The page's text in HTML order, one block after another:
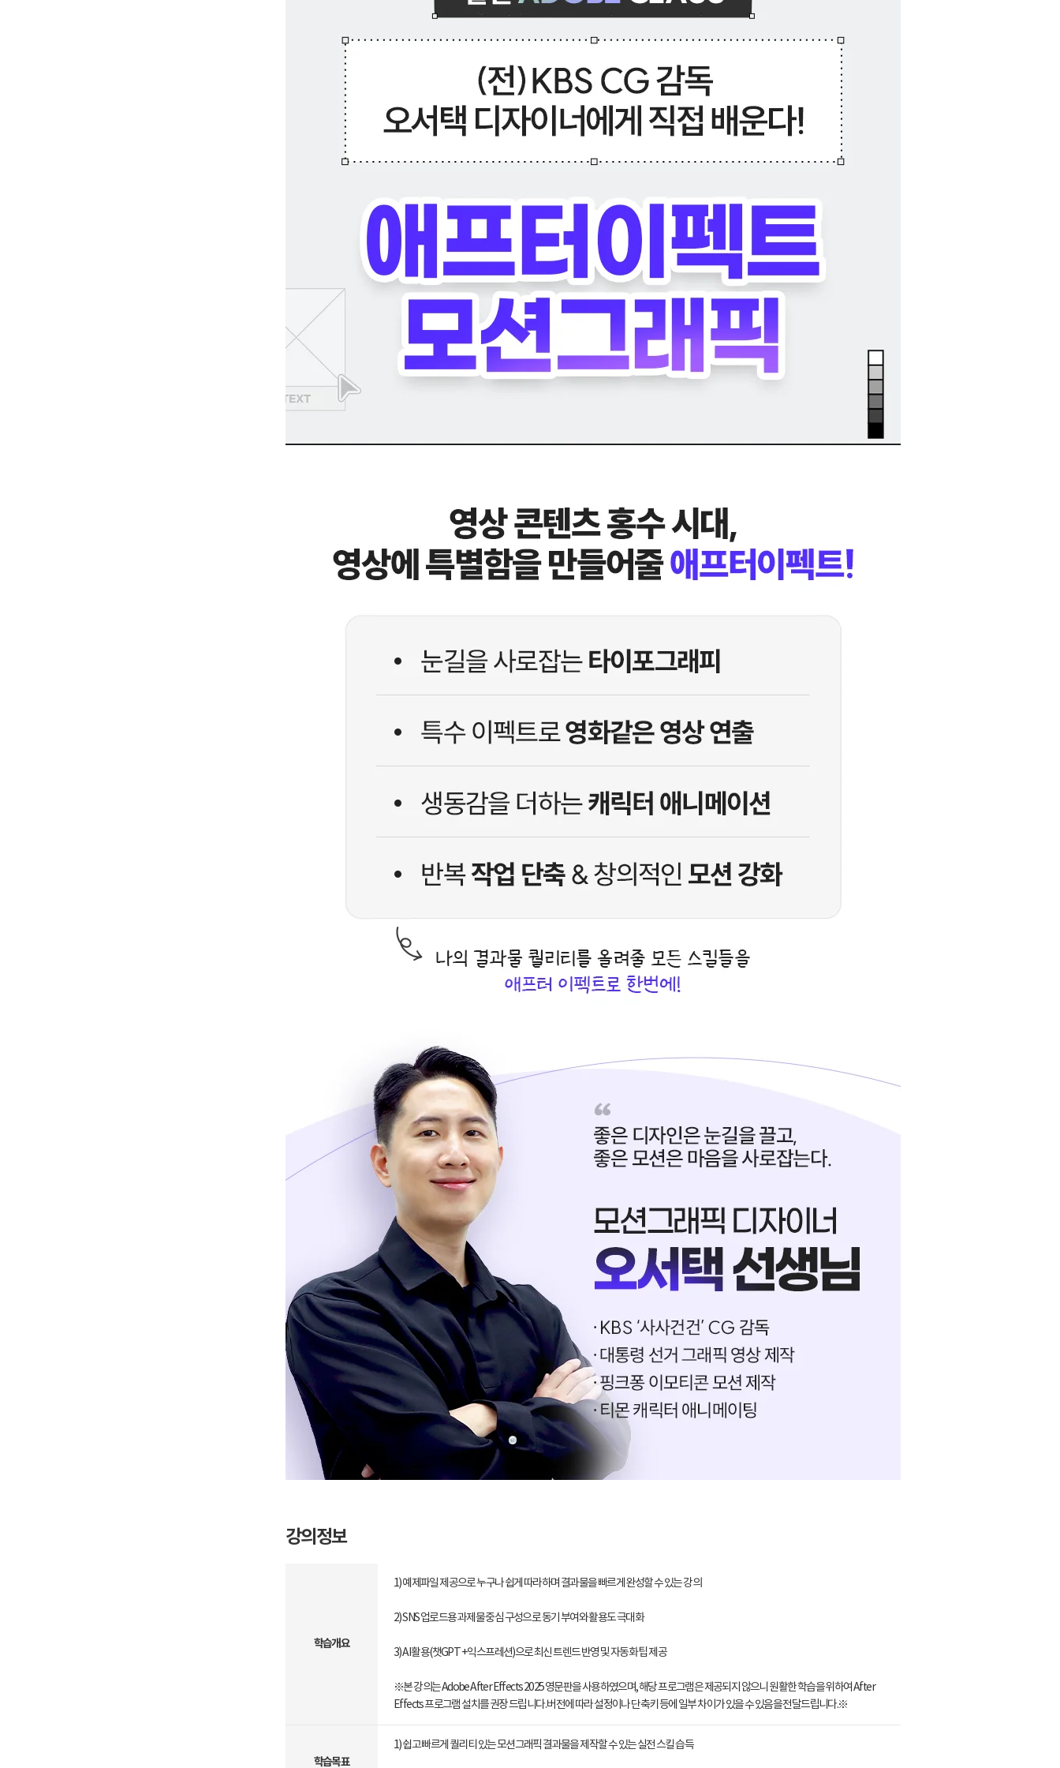
강의정보
학습개요
1) 예제파일 제공으로 누구나 쉽게 따라하며 결과물을 빠르게 완성할 수 있는 강의
2) SNS 업로드용 과제물 중심 구성으로 동기 부여와 활용도 극대화
3) AI 활용(챗GPT + 익스프레션)으로 최신 트렌드 반영 및 자동화 팁 제공
※본 강의는 Adobe After Effects 2025 영문판을 사용하였으며, 해당 프로그램은 제공되지 않으니 원활한 학습을 위하여 After
Effects 프로그램 설치를 권장 드립니다. 버전에 따라 설정이나 단축키 등에 일부 차이가 있을 수 있음을 전달드립니다.※
학습목표
1) 쉽고 빠르게 퀄리티 있는 모션그래픽 결과물을 제작할 수 있는 실전 스킬 습득